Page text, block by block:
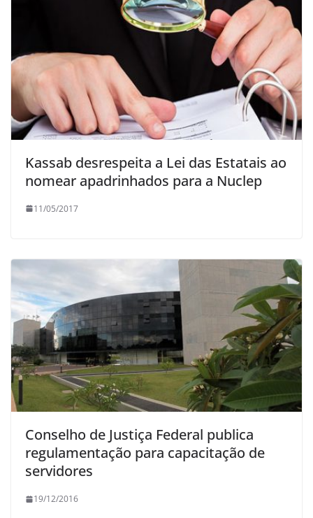
Kassab desrespeita a Lei das Estatais ao
nomear apadrinhados para a Nuclep
11/05/2017
Conselho de Justiça Federal publica
regulamentação para capacitação de
servidores
19/12/2016